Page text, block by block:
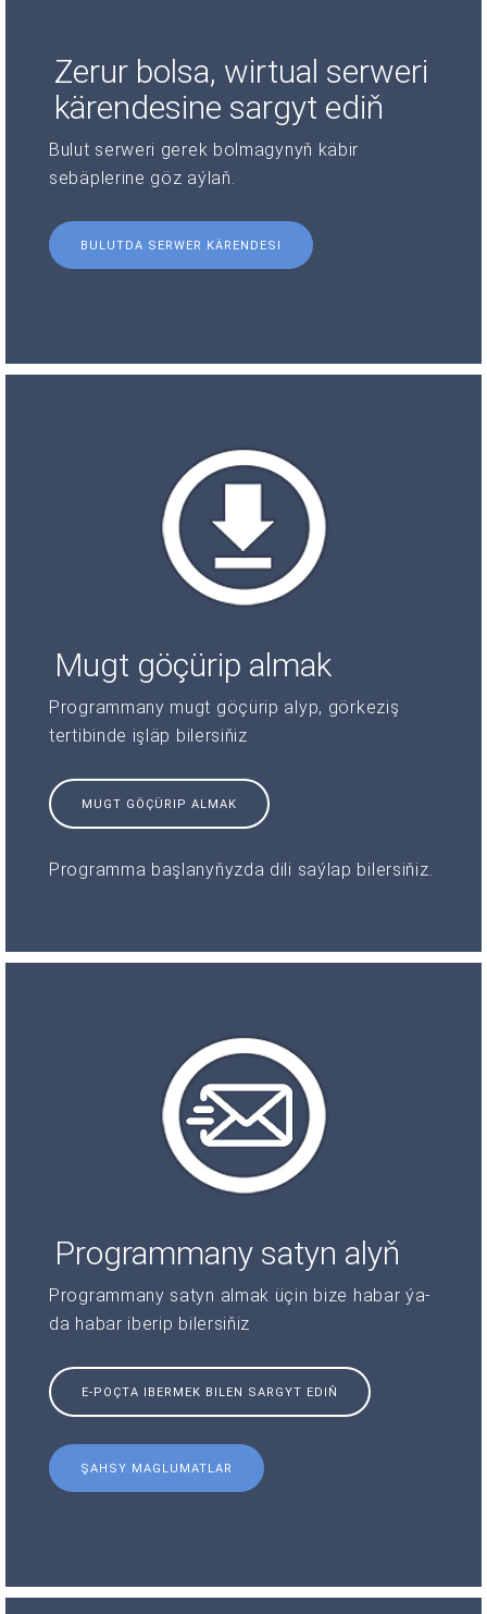
Zerur bolsa, wirtual serweri
kärendesine sargyt ediň
Bulut serweri gerek bolmagynyň käbir
sebäplerine göz aýlaň.
BULUTDA SERWER KÄRENDESI
Mugt göçürip almak
Programmany mugt göçürip alyp, görkeziş
tertibinde işläp bilersiňiz
MUGT GÖÇÜRIP ALMAK
Programma başlanyňyzda dili saýlap bilersiňiz.
Programmany satyn alyň
Programmany satyn almak üçin bize habar ýa-
da habar iberip bilersiňiz
E-POÇTA IBERMEK BILEN SARGYT EDIŇ
ŞAHSY MAGLUMATLAR